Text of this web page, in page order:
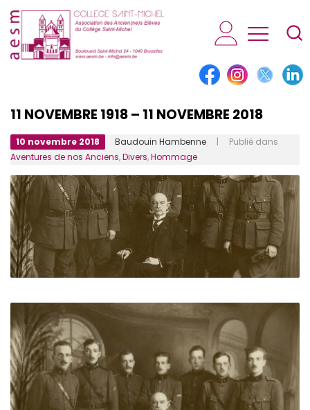
AESM...
11 NOVEMBRE 1918 – 11 NOVEMBRE 2018
10 novembre 2018 Baudouin Hambenne | Publié dans
Aventures de nos Anciens,Divers,Hommage